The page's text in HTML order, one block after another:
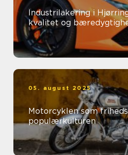
Industrilakering i
kvalitet og
05. august 2025
Motorcyklen som
populærkulturen